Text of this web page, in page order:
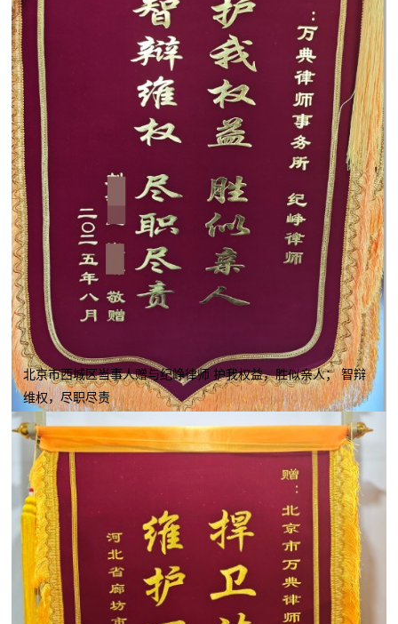
北京市西城区当事人赠与纪峥律师 护我权益，胜似亲人； 智辩
维权，尽职尽责